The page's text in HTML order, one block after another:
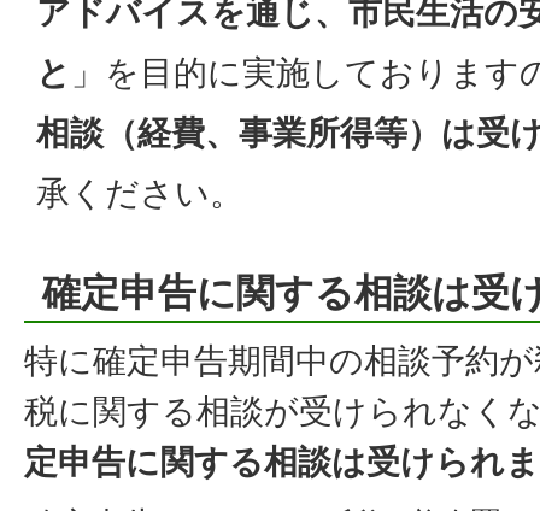
アドバイスを通じ、市民生活の
と 」を目的に実施しております
相談（経費、事業所得等）は受
承ください。
確定申告に関する相談は受
特に確定申告期間中の相談予約
税に関する相談が受けられなく
定申告に関する相談は受けられ